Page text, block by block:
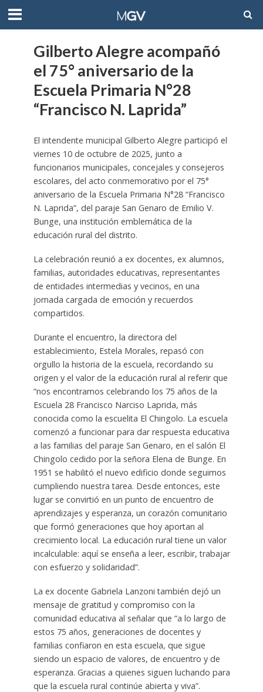
Gilberto Alegre acompañó
el 75° aniversario de la
Escuela Primaria N°28
“Francisco N. Laprida”
El intendente municipal Gilberto Alegre participó el
viernes 10 de octubre de 2025, junto a
funcionarios municipales, concejales y consejeros
escolares, del acto conmemorativo por el 75°
aniversario de la Escuela Primaria N°28 “Francisco
N. Laprida”, del paraje San Genaro de Emilio V.
Bunge, una institución emblemática de la
educación rural del distrito.
La celebración reunió a ex docentes, ex alumnos,
familias, autoridades educativas, representantes
de entidades intermedias y vecinos, en una
jornada cargada de emoción y recuerdos
compartidos.
Durante el encuentro, la directora del
establecimiento, Estela Morales, repasó con
orgullo la historia de la escuela, recordando su
origen y el valor de la educación rural al referir que
“nos encontramos celebrando los 75 años de la
Escuela 28 Francisco Narciso Laprida, más
conocida como la escuelita El Chingolo. La escuela
comenzó a funcionar para dar respuesta educativa
a las familias del paraje San Genaro, en el salón El
Chingolo cedido por la señora Elena de Bunge. En
1951 se habilitó el nuevo edificio donde seguimos
cumpliendo nuestra tarea. Desde entonces, este
lugar se convirtió en un punto de encuentro de
aprendizajes y esperanza, un corazón comunitario
que formó generaciones que hoy aportan al
crecimiento local. La educación rural tiene un valor
incalculable: aquí se enseña a leer, escribir, trabajar
con esfuerzo y solidaridad”.
La ex docente Gabriela Lanzoni también dejó un
mensaje de gratitud y compromiso con la
comunidad educativa al señalar que “a lo largo de
estos 75 años, generaciones de docentes y
familias confiaron en esta escuela, que sigue
siendo un espacio de valores, de encuentro y de
esperanza. Gracias a quienes siguen luchando para
que la escuela rural continúe abierta y viva”.